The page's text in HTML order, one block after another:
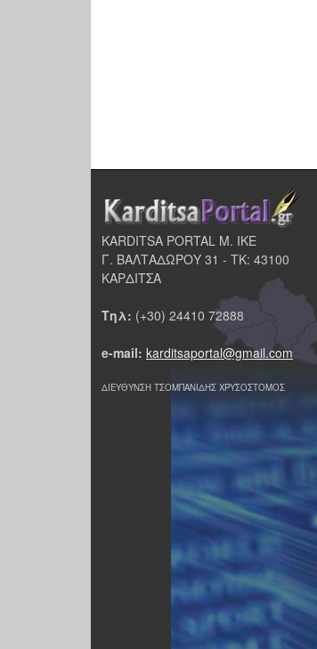
KARDITSA PORTAL Μ. ΙΚΕ
Γ. ΒΑΛΤΑΔΩΡΟΥ 31 - ΤΚ: 43100
ΚΑΡΔΙΤΣΑ
Τηλ: (+30) 24410 72888
e-mail: karditsaportal@gmail.com
ΔΙΕΥΘΥΝΣΗ ΤΣΟΜΠΑΝΙΔΗΣ ΧΡΥΣΟΣΤΟΜΟΣ